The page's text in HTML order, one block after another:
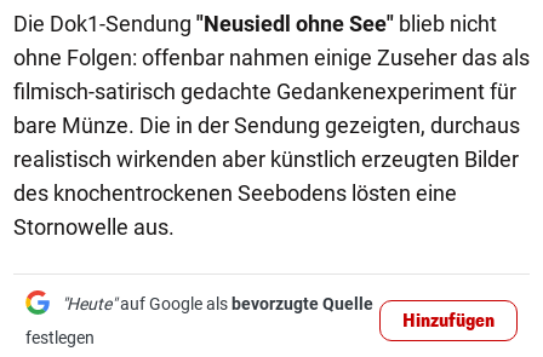
Die Dok1-Sendung "Neusiedl ohne See" blieb nicht
ohne Folgen: offenbar nahmen einige Zuseher das als
filmisch-satirisch gedachte Gedankenexperiment für
bare Münze. Die in der Sendung gezeigten, durchaus
realistisch wirkenden aber künstlich erzeugten Bilder
des knochentrockenen Seebodens lösten eine
Stornowelle aus.
"Heute"auf Google als bevorzugte Quelle
festlegen
Hinzufügen